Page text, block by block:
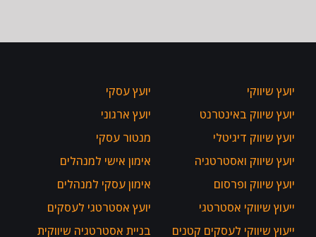
יועץ עסקי
יועץ ארגוני
מנטור עסקי
אימון אישי למנהלים
אימון עסקי למנהלים
יועץ אסטרטגי לעסקים
בניית אסטרטגיה שיווקית
יועץ שיווקי
יועץ שיווק באינטרנט
יועץ שיווק דיגיטלי
יועץ שיווק ואסטרטגיה
יועץ שיווק ופרסום
ייעוץ שיווקי אסטרטגי
ייעוץ שיווקי לעסקים קטנים